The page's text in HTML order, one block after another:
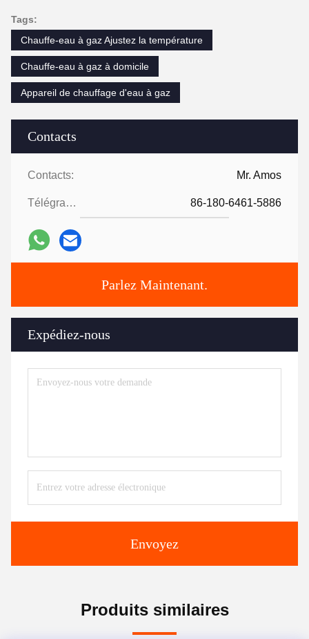
Contacts
Contacts: Mr. Amos
Télégramme: 86-180-6461-5886
Parlez Maintenant.
Expédiez-nous
Envoyez
Tags:
Chauffe-eau à gaz Ajustez la température
Chauffe-eau à gaz à domicile
Appareil de chauffage d'eau à gaz
Produits similaires